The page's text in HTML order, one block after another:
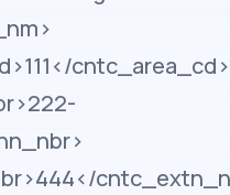
cntc_area_cd>